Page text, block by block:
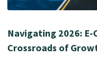
Navigating 2026:
Crossroads of